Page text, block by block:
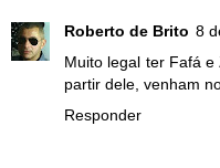
Roberto de Brito 8
Muito legal ter Fafá
partir dele, venham
Responder